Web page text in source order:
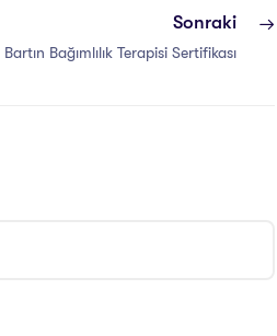
Sonraki
Bartın Bağımlılık Terapisi Sertifikası